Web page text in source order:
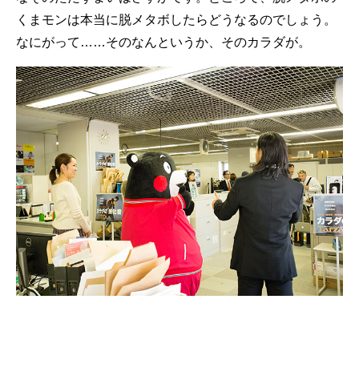
くまモンは本当に脱メタボしたらどうなるのでしょう。
なにがって……そのなんというか、そのカラダが。